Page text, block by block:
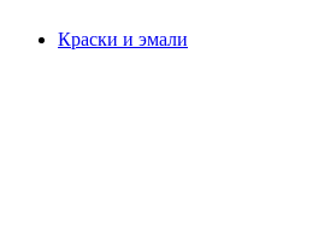
Краски и эмали